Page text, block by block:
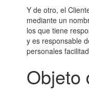
Y de otro, el
mediante un
los que tiene
y es responsable
personales
Objeto